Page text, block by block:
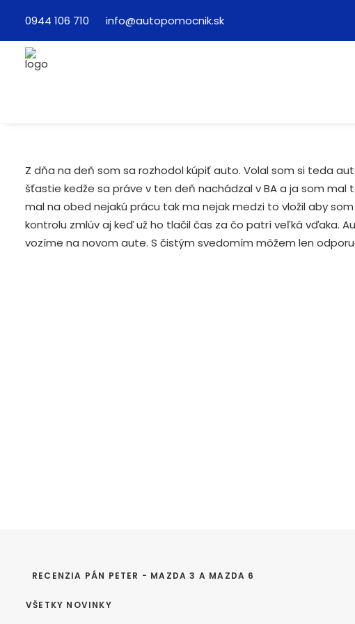
0944 106 710 info@autopomocnik.sk
Z dňa na deň som sa rozhodol kúpiť auto. Volal som si teda
šťastie kedže sa práve v ten deň nachádzal v BA a ja som
mal na obed nejakú prácu tak ma nejak medzi to vložil aby
kontrolu zmlúv aj keď už ho tlačil čas za čo patrí veľká vďaka.
vozíme na novom aute. S čistým svedomím môžem len
RECENZIA PÁN PETER - MAZDA 3 A MAZDA 6
VŠETKY NOVINKY